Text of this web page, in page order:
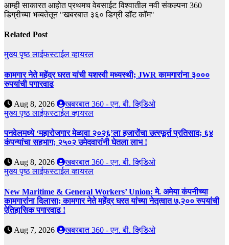
आम्ही साकारत आहोत प्रथमच वेबसाईट विश्वातील नवी संकल्पना 360
डिग्रीच्या भव्यतेतून "खबरबात ३६० डिग्री डॉट कॉम"
Related Post
मुख्य पृष्ठलाईफस्टाईलव्हायरल
कामगार नेते महेंद्र घरत यांची यशस्वी मध्यस्थी; JWR कामगारांना ३०००
रुपयांची पगारवाढ
Aug 8, 2026
खबरबात 360 - एन. बी. व्हिडिओ
मुख्य पृष्ठलाईफस्टाईलव्हायरल
पनवेलमध्ये ‘महारोजगार मेळावा २०२६’ला हजारोंचा उत्स्फूर्त प्रतिसाद; ६४
कंपन्यांचा सहभाग; २५०२ उमेदवारांनी घेतला लाभ !
Aug 8, 2026
खबरबात 360 - एन. बी. व्हिडिओ
मुख्य पृष्ठलाईफस्टाईलव्हायरल
New Maritime & General Workers’ Union: मे. अमेया कंपनीच्या
कामगारांना दिलासा; कामगार नेते महेंद्र घरत यांच्या नेतृत्वात ७,२०० रुपयांची
ऐतिहासिक पगारवाढ !
Aug 7, 2026 खबरबात 360 - एन. बी. व्हिडिओ